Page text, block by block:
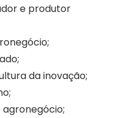
e produtor
da inovação;